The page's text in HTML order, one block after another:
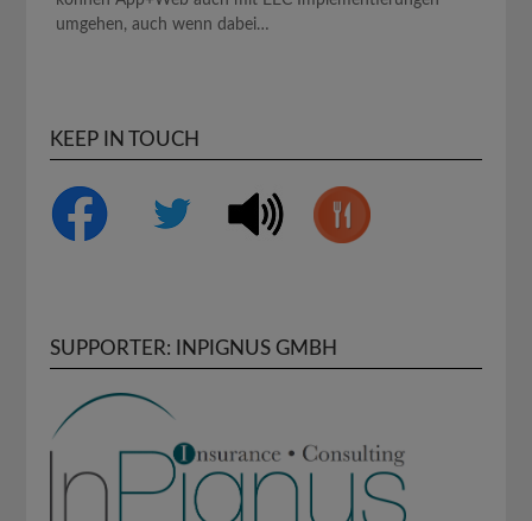
umgehen, auch wenn dabei…
KEEP IN TOUCH
SUPPORTER: INPIGNUS GMBH